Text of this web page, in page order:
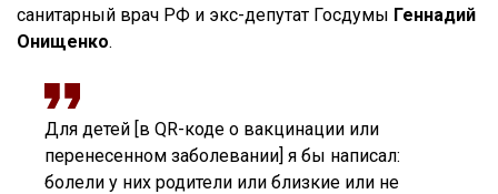
санитарный врач РФ и экс-депутат Госдумы Геннадий
Онищенко.
Для детей [в QR-коде о вакцинации или
перенесенном заболевании] я бы написал:
болели у них родители или близкие или не